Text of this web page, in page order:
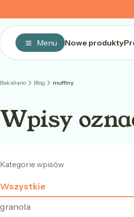
Menu Nowe produkty
Bakaliano Blog muffiny
Wpisy
Kategorie wpisów
Wszystkie
granola